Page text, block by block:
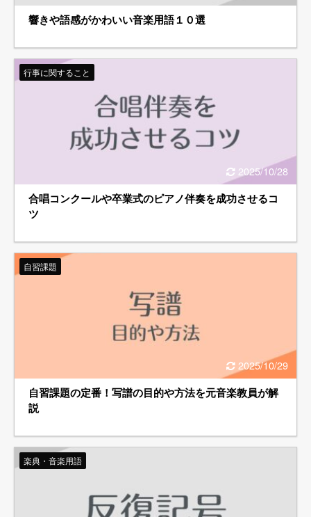
響きや語感がかわいい音楽用語１０選
2025/10/28
行事に関すること
合唱コンクールや卒業式のピアノ伴奏を成功させるコ
ツ
2025/10/29
自習課題
自習課題の定番！写譜の目的や方法を元音楽教員が解
説
楽典・音楽用語